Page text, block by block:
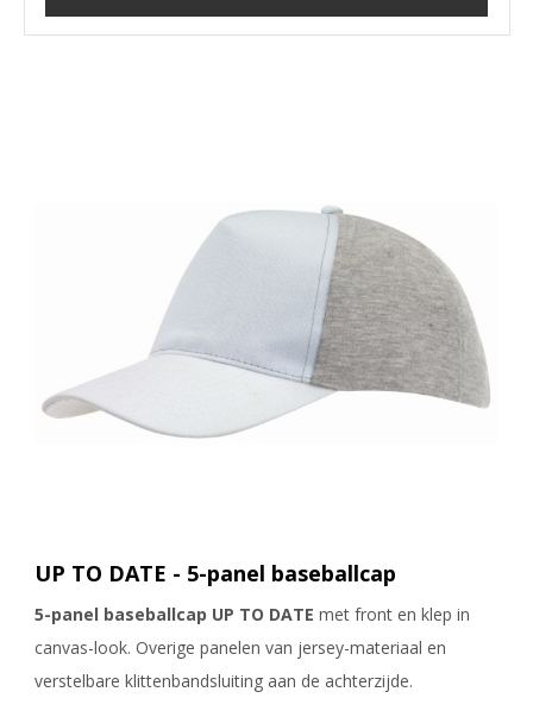
UP TO DATE - 5-panel baseballcap
5-panel baseballcap UP TO DATE met front en klep in
canvas-look. Overige panelen van jersey-materiaal en
verstelbare klittenbandsluiting aan de achterzijde.